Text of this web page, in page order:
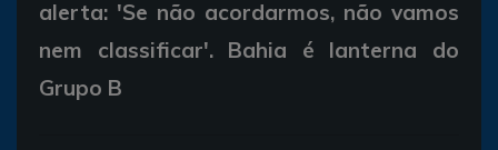
alerta: 'Se não acordarmos, não vamos
nem classificar'. Bahia é lanterna do
Grupo B